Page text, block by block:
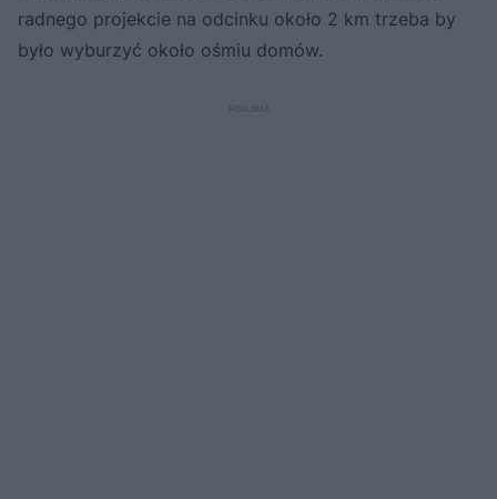
radnego projekcie na odcinku około 2 km trzeba by
było wyburzyć około ośmiu domów.